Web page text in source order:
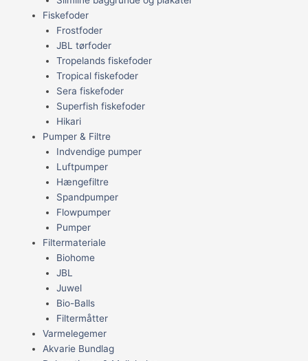
Fiskefoder
Frostfoder
JBL tørfoder
Tropelands fiskefoder
Tropical fiskefoder
Sera fiskefoder
Superfish fiskefoder
Hikari
Pumper & Filtre
Indvendige pumper
Luftpumper
Hængefiltre
Spandpumper
Flowpumper
Pumper
Filtermateriale
Biohome
JBL
Juwel
Bio-Balls
Filtermåtter
Varmelegemer
Akvarie Bundlag